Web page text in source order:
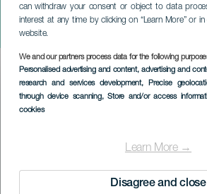
can withdraw your consent or object to data
interest at any time by clicking on “Learn More” or
website.
We and our partners process data for the following
Personalised advertising and content, advertising and
research and services development, Precise
through device scanning, Store and/or access
cookies
Learn More →
Disagree and close
Discesa del
Aldea
Imagen
Listado